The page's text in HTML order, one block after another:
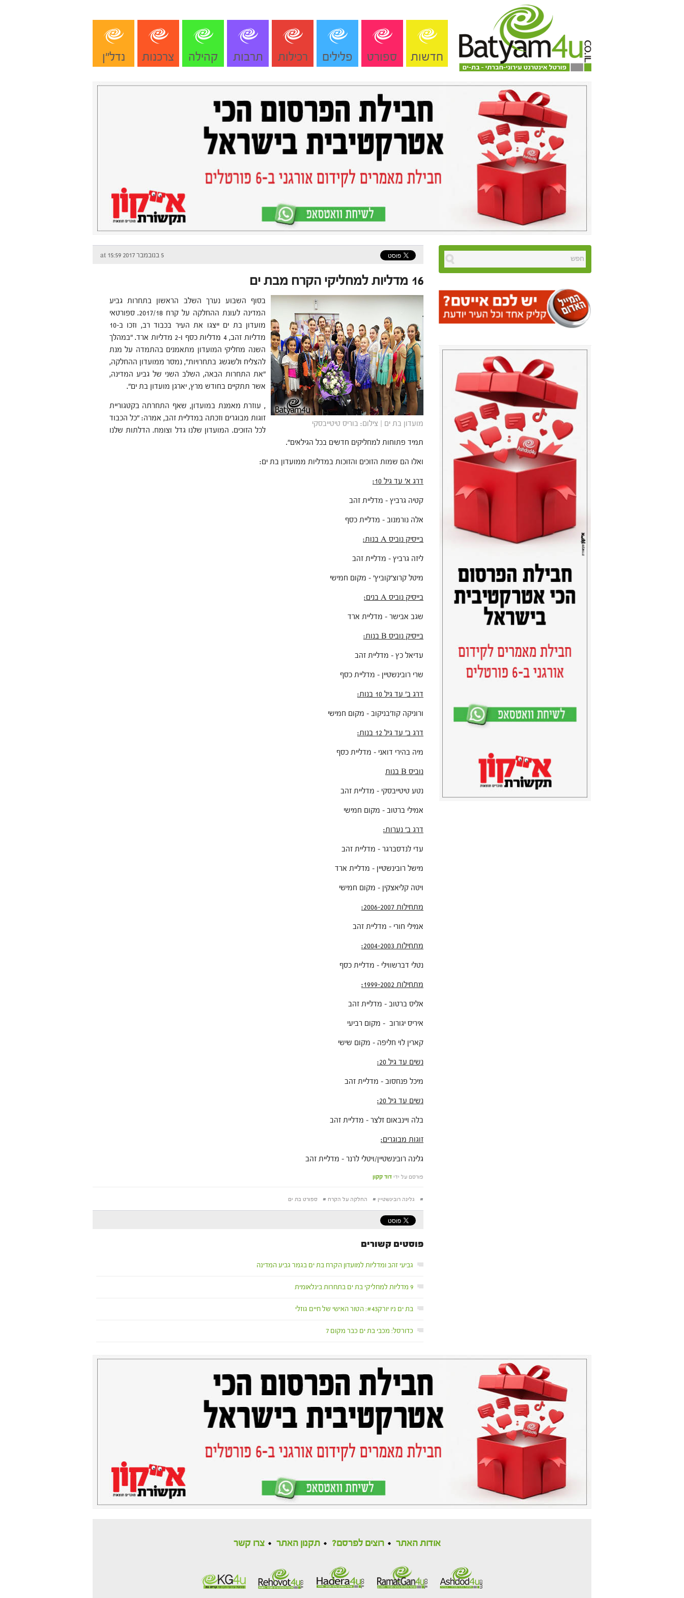
חדשות ספורט פלילים רכילות תרבות קהילה צרכנות נדל"ן
5 בנובמבר 2017 at 15:59
16 מדליות למחליקי הקרח מבת ים
מועדון בת ים | צילום: בוריס טיטייבסקי
בסוף השבוע נערך השלב הראשון בתחרות גביע
המדינה לעונת ההחלקה על קרח 2017/18. ספורטאי
מועדון בת ים ייצגו את העיר בכבוד רב, וזכו ב-10
מדליות זהב, 4 מדליות כסף ו-2 מדליות ארד. "במהלך
השנה מחליקי המועדון מתאמנים בהתמדה על מנת
להצליח ולשגשג בתחרויות", נמסר ממועדון ההחלקה,
"את התחרות הבאה, השלב השני של גביע המדינה,
אשר תתקיים בחודש מרץ, יארגן מועדון בת ים".
, עוזרת מאמנת במועדון, שאף התחרתה בקטגוריית
זוגות מבוגרים וזכתה במדליית זהב, אמרה: "כל הכבוד
לכל הזוכים. המועדון שלנו גדל וצומח. הדלתות שלנו
תמיד פתוחות למחליקים חדשים בכל הגילאים".
ואלו הם שמות הזוכים והזוכות במדליות ממועדון בת ים:
דרג א' עד גיל 10:
קטיה גרביץ – מדליית זהב
אלה נורמנוב – מדליית כסף
בייסיק נוביס A בנות:
ליזה גרביץ – מדליית זהב
מיטל קרוצ׳קוביץ' – מקום חמישי
בייסיק נוביס A בנים:
שגב אבישר – מדליית ארד
בייסיק נוביס B בנות:
עדיאל כץ – מדליית זהב
שרי רובינשטיין – מדליית כסף
דרג ב' עד גיל 10 בנות:
ורוניקה קוז׳בניקוב – מקום חמישי
דרג ב' עד גיל 12 בנות:
מיה בהירי דואני – מדליית כסף
נוביס B בנות
נטע טיטייבסקי – מדליית זהב
אמילי ברטוב – מקום חמישי
דרג ב' נערות:
עדי לנדסברגר – מדליית זהב
מישל רובינשטיין – מדליית ארד
ויטה קליאצקין – מקום חמישי
מתחילות 2006-2007:
אמילי חורי – מדליית זהב
מתחילות 2004-2003:
נטלי דברשווילי – מדליית כסף
מתחילות 1999-2002:
אליס ברטוב – מדליית זהב
איריס יגורוב – מקום רביעי
קארין לוי חליפה – מקום שישי
נשים עד גיל 20:
מיכל פנחסוב – מדליית זהב
נשים עד גיל 20:
בלה ויינבאום זלצר – מדליית זהב
זוגות מבוגרים:
גלינה רובינשטיין/ויטלי לרנר – מדליית זהב
פורסם על ידי דוד קקון
# גלינה רובינשטיין # החלקה על הקרח # ספורט בת ים
פוסטים קשורים
גביעי זהב ומדליות למועדון הקרח בת ים בגמר גביע המדינה
9 מדליות למחליקי בת ים בתחרות בינלאומית
בת ים ניו יורק#43: הטור האישי של חיים גוזלי
כדורסל: מכבי בת ים כבר מקום 7
אודות האתר רוצים לפרסם? תקנון האתר צרו קשר